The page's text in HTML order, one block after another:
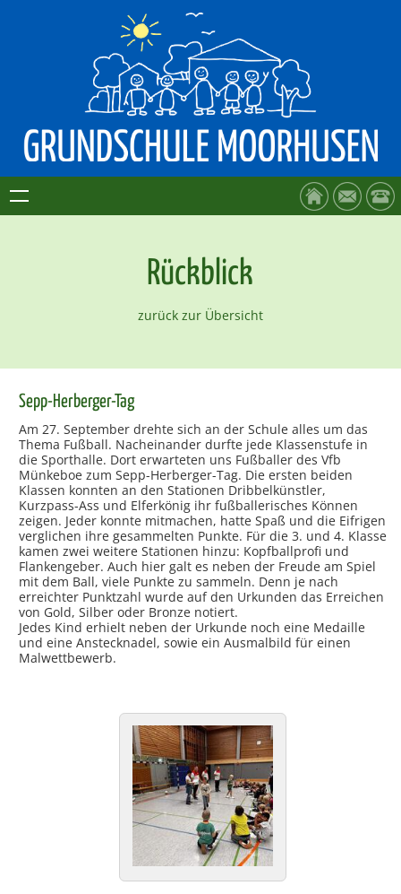
Rückblick
zurück zur Übersicht
Sepp-Herberger-Tag
Am 27. September drehte sich an der Schule alles um das
Thema Fußball. Nacheinander durfte jede Klassenstufe in
die Sporthalle. Dort erwarteten uns Fußballer des Vfb
Münkeboe zum Sepp-Herberger-Tag. Die ersten beiden
Klassen konnten an den Stationen Dribbelkünstler,
Kurzpass-Ass und Elferkönig ihr fußballerisches Können
zeigen. Jeder konnte mitmachen, hatte Spaß und die Eifrigen
verglichen ihre gesammelten Punkte. Für die 3. und 4. Klasse
kamen zwei weitere Stationen hinzu: Kopfballprofi und
Flankengeber. Auch hier galt es neben der Freude am Spiel
mit dem Ball, viele Punkte zu sammeln. Denn je nach
erreichter Punktzahl wurde auf den Urkunden das Erreichen
von Gold, Silber oder Bronze notiert.
Jedes Kind erhielt neben der Urkunde noch eine Medaille
und eine Anstecknadel, sowie ein Ausmalbild für einen
Malwettbewerb.